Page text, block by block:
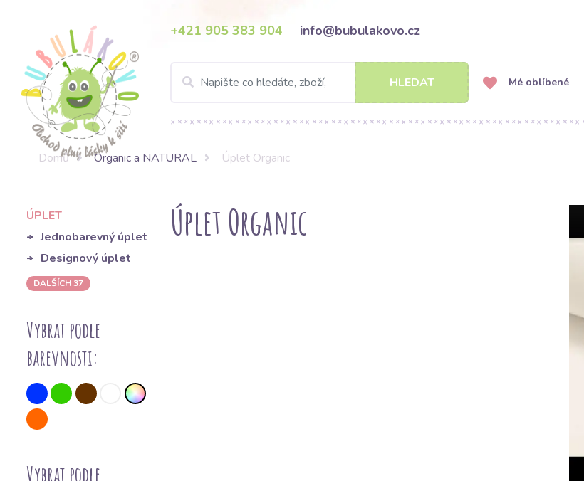
+421 905 383 904 info@bubulakovo.cz
HLEDAT Mé oblíbené
Domů Organic a NATURAL Úplet Organic
ÚPLET
Jednobarevný úplet
Designový úplet
DALŠÍCH 37
Vybrat podle
barevnosti:
Vybrat podle
Úplet Organic